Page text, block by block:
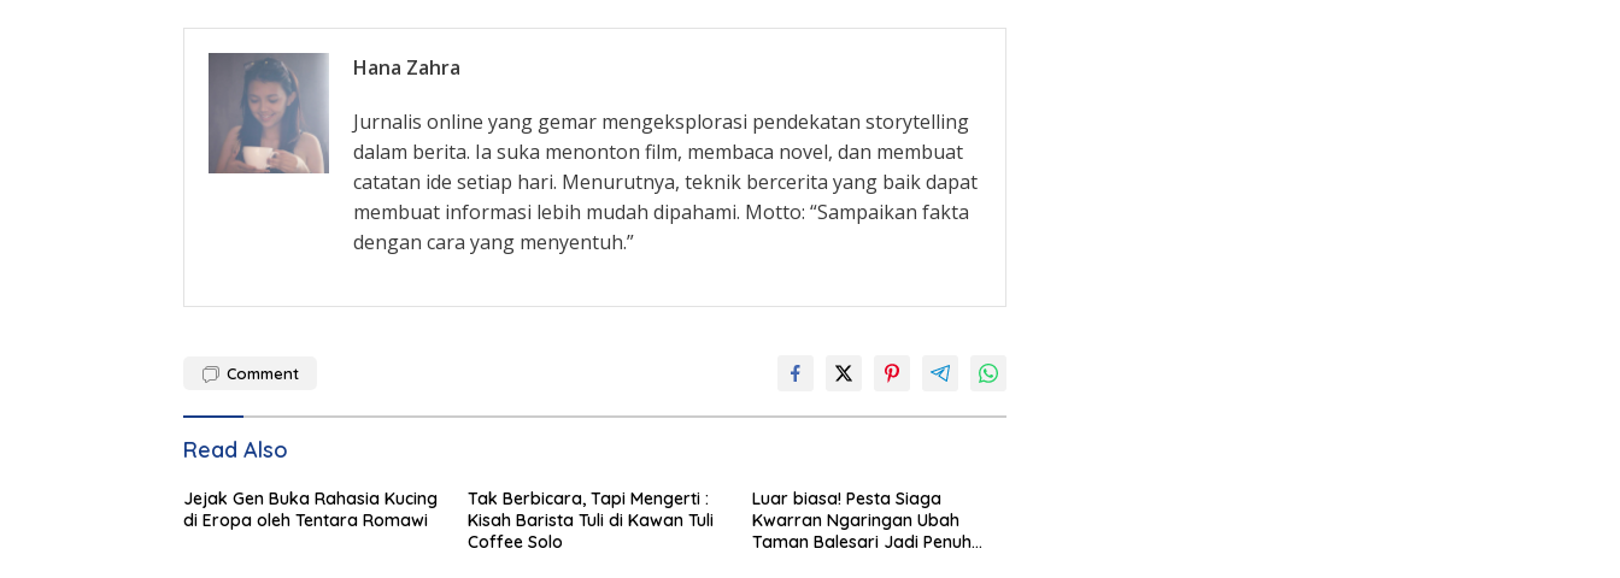
Hana Zahra
Jurnalis online yang gemar mengeksplorasi pendekatan storytelling
dalam berita. Ia suka menonton film, membaca novel, dan membuat
catatan ide setiap hari. Menurutnya, teknik bercerita yang baik dapat
membuat informasi lebih mudah dipahami. Motto: “Sampaikan fakta
dengan cara yang menyentuh.”
Comment
Read Also
Jejak Gen Buka Rahasia Kucing
di Eropa oleh Tentara Romawi
Tak Berbicara, Tapi Mengerti :
Kisah Barista Tuli di Kawan Tuli
Coffee Solo
Luar biasa! Pesta Siaga
Kwarran Ngaringan Ubah
Taman Balesari Jadi Penuh